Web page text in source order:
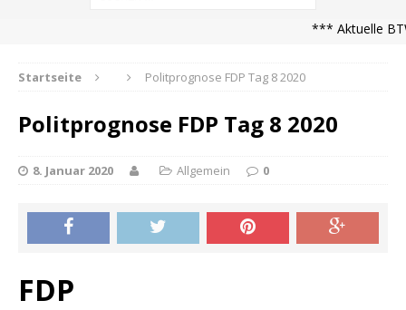
*** Aktuelle
Startseite Politprognose FDP Tag 8 2020
Politprognose FDP Tag 8 2020
8. Januar 2020 Allgemein 0
FDP